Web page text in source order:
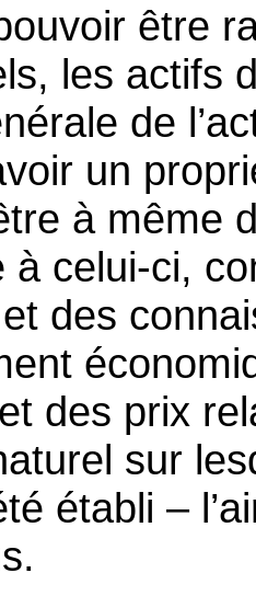
être
les actifs
de
un
à même
à celui-ci,
des
des prix
sur
établi –